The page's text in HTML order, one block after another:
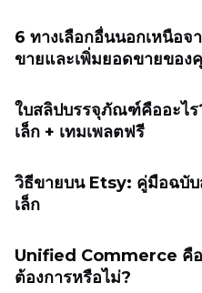
6 ทางเลือกอื่นนอกเหนือ
ขายและเพิ่มยอดขายของ
ใบสลิปบรรจุภัณฑ์คืออะไ
เล็ก + เทมเพลตฟรี
วิธีขายบน Etsy: คู่มือฉบั
เล็ก
Unified Commerce คื
ต้องการหรือไม่?